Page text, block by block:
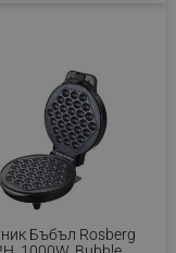
Бъбъл Rosberg
на
Provider /
Домейн
.alleop.bg
.alleop.bg
.alleop.bg